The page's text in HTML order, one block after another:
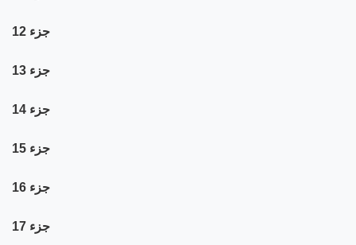
جزء 12
جزء 13
جزء 14
جزء 15
جزء 16
جزء 17